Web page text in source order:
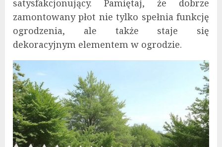
satysfakcjonujący. Pamiętaj, że dobrze
zamontowany płot nie tylko spełnia funkcję
ogrodzenia, ale także staje się
dekoracyjnym elementem w ogrodzie.